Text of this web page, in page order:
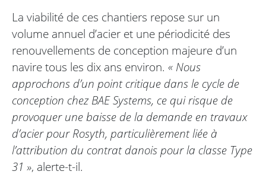
La viabilité de ces chantiers repose sur un
volume annuel d’acier et une périodicité des
renouvellements de conception majeure d’un
navire tous les dix ans environ. « Nous
approchons d’un point critique dans le cycle de
conception chez BAE Systems, ce qui risque de
provoquer une baisse de la demande en travaux
d’acier pour Rosyth, particulièrement liée à
l’attribution du contrat danois pour la classe Type
31 », alerte-t-il.